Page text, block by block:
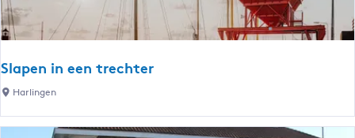
H
u
Slapen in een trechter
S
a
Harlingen